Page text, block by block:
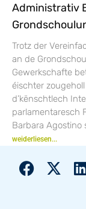
Administrativ
Trotz der
an de
Gewerkschafte
éischter
d’kënschtlech
parlamentaresch
Barbara
weiderliesen...